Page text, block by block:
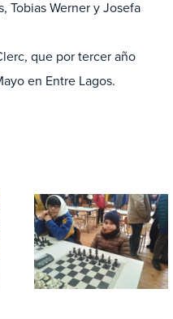
Tobias Werner y Josefa
que por tercer año
en Entre Lagos.